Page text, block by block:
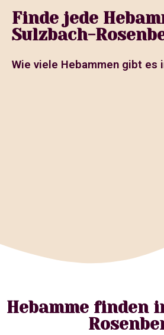
Finde jede
Sulzbach-
Wie viele Hebammen gibt es
Hebamme finden